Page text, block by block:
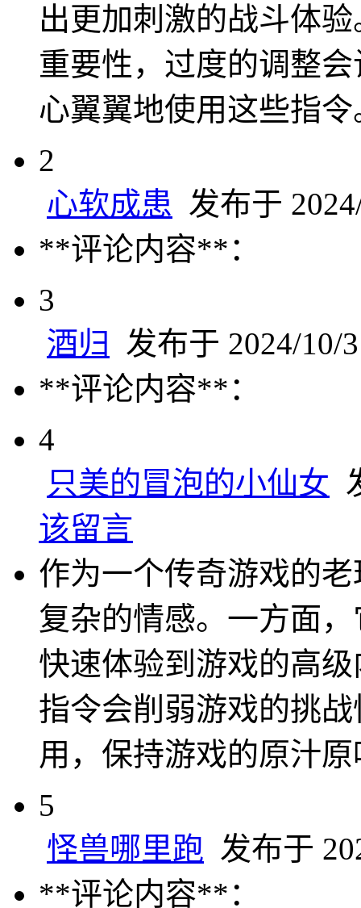
出更加刺激的战斗体
重要性，过度的调整
心翼翼地使用这些指令
2
心软成患 发布于
**评论内容**：
3
酒归
发布于 2024/10/
**评论内容**：
4
只美的冒泡的小仙女
该留言
作为一个传奇游戏的
复杂的情感。一方面
快速体验到游戏的高
指令会削弱游戏的挑
用，保持游戏的原汁
5
怪兽哪里跑 发布于
**评论内容**：